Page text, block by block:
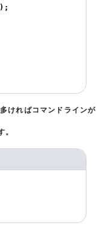
ければコマンドラインが
。